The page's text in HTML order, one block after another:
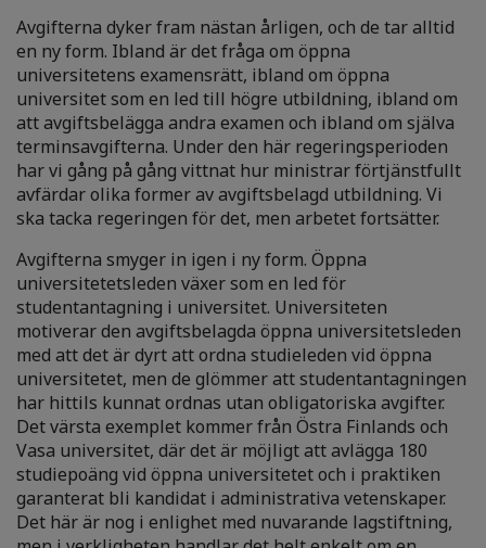
Avgifterna dyker fram nästan årligen, och de tar alltid
en ny form. Ibland är det fråga om öppna
universitetens examensrätt, ibland om öppna
universitet som en led till högre utbildning, ibland om
att avgiftsbelägga andra examen och ibland om själva
terminsavgifterna. Under den här regeringsperioden
har vi gång på gång vittnat hur ministrar förtjänstfullt
avfärdar olika former av avgiftsbelagd utbildning. Vi
ska tacka regeringen för det, men arbetet fortsätter.
Avgifterna smyger in igen i ny form. Öppna
universitetetsleden växer som en led för
studentantagning i universitet. Universiteten
motiverar den avgiftsbelagda öppna universitetsleden
med att det är dyrt att ordna studieleden vid öppna
universitetet, men de glömmer att studentantagningen
har hittils kunnat ordnas utan obligatoriska avgifter.
Det värsta exemplet kommer från Östra Finlands och
Vasa universitet, där det är möjligt att avlägga 180
studiepoäng vid öppna universitetet och i praktiken
garanterat bli kandidat i administrativa vetenskaper.
Det här är nog i enlighet med nuvarande lagstiftning,